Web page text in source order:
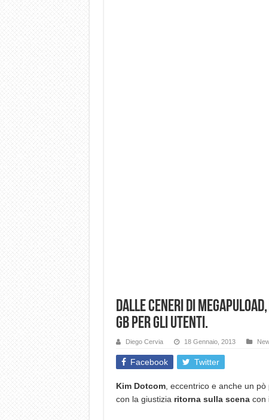
Dalle ceneri di
GB per gli utenti.
Diego Cervia 18 Gennaio, 2013
Facebook Twitter
Kim Dotcom, eccentrico e anche un pò
con la giustizia ritorna sulla scenacon